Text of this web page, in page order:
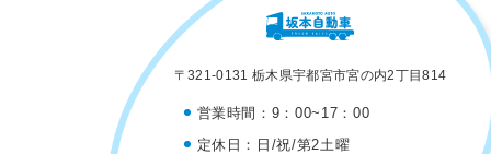
〒321-0131 栃木県宇都宮市宮の内2丁目814
営業時間： 9：00~17：00
定休日： 日/祝/第2土曜